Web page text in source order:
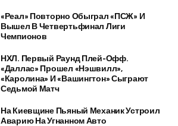
«Реал» Повторно Обыграл «ПСЖ» И
Вышел В Четвертьфинал Лиги
Чемпионов
НХЛ. Первый Раунд Плей-Офф.
«Даллас» Прошел «Нэшвилл»,
«Каролина» И «Вашингтон» Сыграют
Седьмой Матч
На Киевщине Пьяный Механик Устроил
Аварию На Угнанном Авто